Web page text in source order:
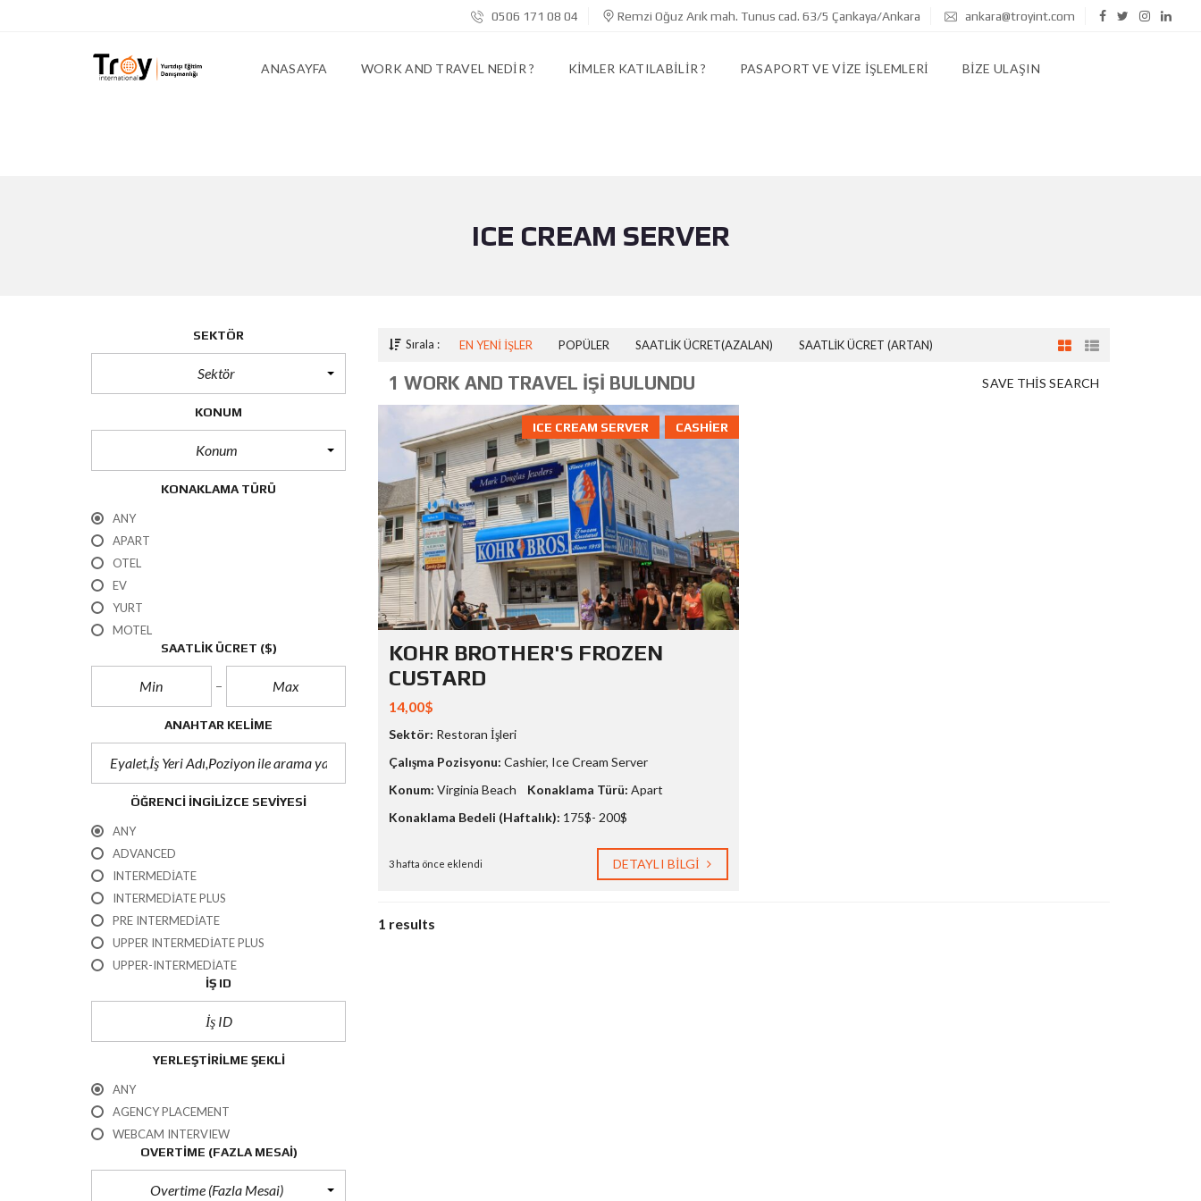
0506 171 08 04 Remzi Oğuz Arık mah. Tunus cad. 63/5 Çankaya/Ankara ankara@troyint.com
ANASAYFA WORK AND TRAVEL NEDIR ? KIMLER KATILABILIR ? PASAPORT VE VIZE İŞLEMLERI BIZE ULAŞIN
ICE CREAM SERVER
SEKTÖR
Sektör
KONUM
Konum
KONAKLAMA TÜRÜ
ANY
APART
OTEL
EV
YURT
MOTEL
SAATLIK ÜCRET ($)
ANAHTAR KELIME
ÖĞRENCI İNGILIZCE SEVIYESI
ANY
ADVANCED
INTERMEDIATE
INTERMEDIATE PLUS
PRE INTERMEDIATE
UPPER INTERMEDIATE PLUS
UPPER-INTERMEDIATE
İŞ ID
YERLEŞTIRILME ŞEKLI
ANY
AGENCY PLACEMENT
WEBCAM INTERVIEW
OVERTIME (FAZLA MESAI)
Overtime (Fazla Mesai)
Sırala : EN YENI İŞLER POPÜLER SAATLIK ÜCRET(AZALAN) SAATLIK ÜCRET (ARTAN)
SAVE THIS SEARCH
1 WORK AND TRAVEL İŞI BULUNDU
CASHIER
ICE CREAM SERVER
KOHR BROTHER'S FROZEN
CUSTARD
14,00$
Sektör: Restoran İşleri
Çalışma Pozisyonu: Cashier, Ice Cream Server
Konum: Virginia Beach Konaklama Türü: Apart
Konaklama Bedeli (Haftalık): 175$- 200$
3 hafta önce eklendi DETAYLI BILGI
1 results